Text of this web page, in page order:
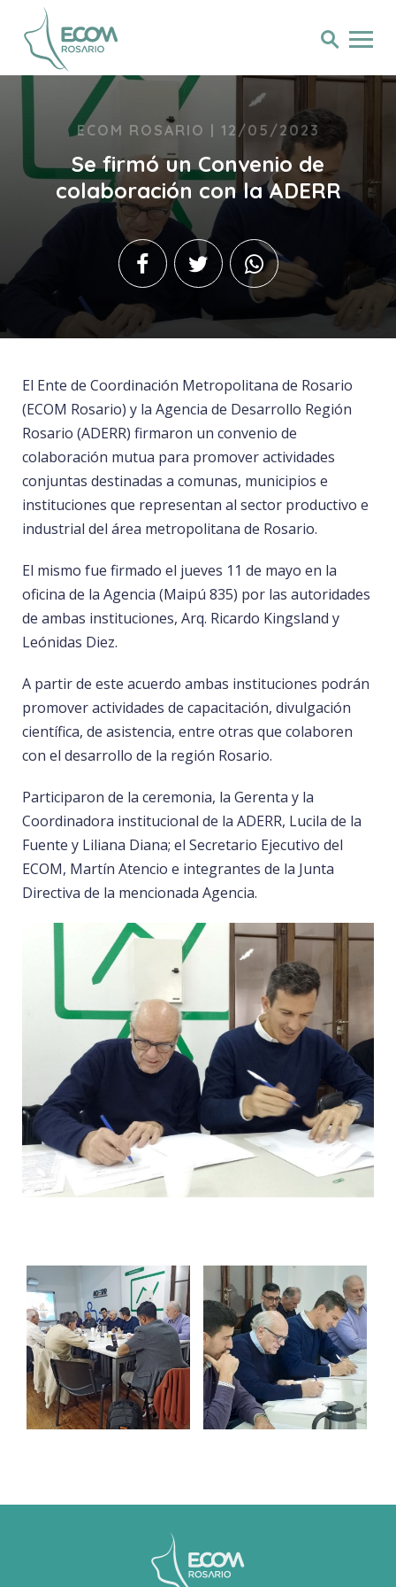
ECOM ROSARIO | 12/05/2023
Se firmó un Convenio de
colaboración con la ADERR
El Ente de Coordinación Metropolitana de Rosario
(ECOM Rosario) y la Agencia de Desarrollo Región
Rosario (ADERR) firmaron un convenio de
colaboración mutua para promover actividades
conjuntas destinadas a comunas, municipios e
instituciones que representan al sector productivo e
industrial del área metropolitana de Rosario.
El mismo fue firmado el jueves 11 de mayo en la
oficina de la Agencia (Maipú 835) por las autoridades
de ambas instituciones, Arq. Ricardo Kingsland y
Leónidas Diez.
A partir de este acuerdo ambas instituciones podrán
promover actividades de capacitación, divulgación
científica, de asistencia, entre otras que colaboren
con el desarrollo de la región Rosario.
Participaron de la ceremonia, la Gerenta y la
Coordinadora institucional de la ADERR, Lucila de la
Fuente y Liliana Diana; el Secretario Ejecutivo del
ECOM, Martín Atencio e integrantes de la Junta
Directiva de la mencionada Agencia.